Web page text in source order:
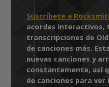
Suscríbete a
acordes interactivos,
transcripciones de
de canciones más.
nuevas canciones y
constantemente, así
de canciones para